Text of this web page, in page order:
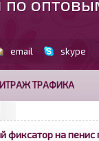
email skype
ТРАФИКА
на пенис